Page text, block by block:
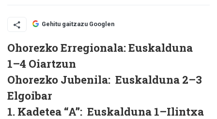
Gehitu gaitzazu Googlen
Ohorezko Erregionala: Euskalduna
1–4 Oiartzun
Ohorezko Jubenila: Euskalduna 2–3
Elgoibar
1. Kadetea “A”: Euskalduna 1–Ilintxa